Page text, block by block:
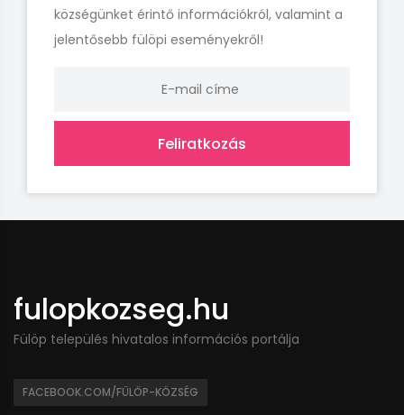
községünket érintő információkról, valamint a
jelentősebb fülöpi eseményekről!
Feliratkozás
fulopkozseg.hu
Fülöp település hivatalos információs portálja
FACEBOOK.COM/FÜLÖP-KÖZSÉG